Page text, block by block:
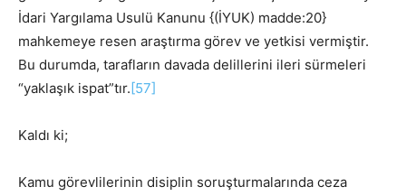
İdari Yargılama Usulü Kanunu {(İYUK) madde:20}
mahkemeye resen araştırma görev ve yetkisi vermiştir.
Bu durumda, tarafların davada delillerini ileri sürmeleri
“yaklaşık ispat”tır. [57]
Kaldı ki;
Kamu görevlilerinin disiplin soruşturmalarında ceza